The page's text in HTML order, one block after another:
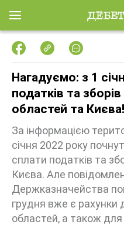
Нагадуємо: з 1
податків та
областей та
За інформацією
січня 2022 року
сплати податків та
Києва. Але
Держказначейства
грудня вже є рахунки
областей, а також для